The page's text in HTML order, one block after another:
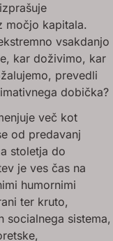
močjo kapitala.
vsakdanjo
kar doživimo, kar
prevedli
dobička?
več kot
od predavanj
stoletja do
je ves čas na
humornimi
ter kruto,
socialnega sistema,